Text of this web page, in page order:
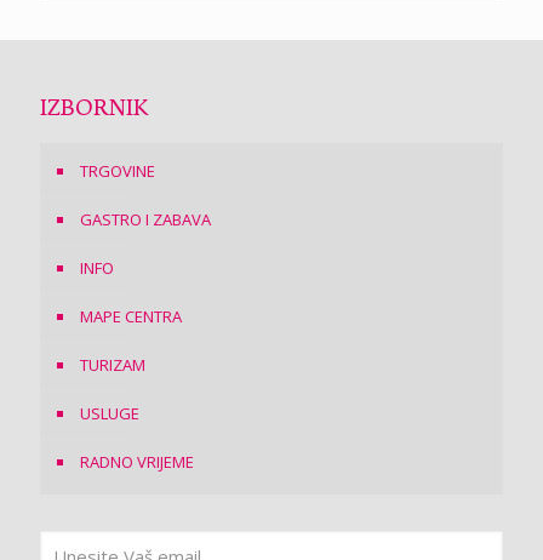
IZBORNIK
TRGOVINE
GASTRO I ZABAVA
INFO
MAPE CENTRA
TURIZAM
USLUGE
RADNO VRIJEME